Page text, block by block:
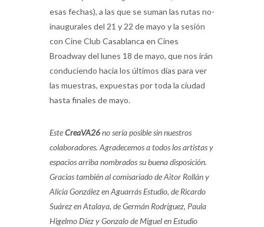
esas fechas), a las que se suman las rutas no-
inaugurales del 21 y 22 de mayo y la sesión
con Cine Club Casablanca en Cines
Broadway del lunes 18 de mayo, que nos irán
conduciendo hacia los últimos días para ver
las muestras, expuestas por toda la ciudad
hasta finales de mayo.
EsteCreaVA26no sería posible sin nuestros
colaboradores. Agradecemos a todos los artistas y
espacios arriba nombrados su buena disposición.
Gracias también al comisariado de Aitor Rollán y
Alicia González en Aguarrás Estudio, de Ricardo
Suárez en Atalaya, de Germán Rodríguez, Paula
Higelmo Díez y Gonzalo de Miguel en Estudio